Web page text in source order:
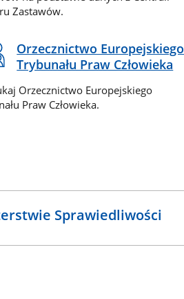
Zastawów.
Orzecznictwo Europejskiego
Trybunału Praw Człowieka
Orzecznictwo Europejskiego
Praw Człowieka.
Sprawiedliwości